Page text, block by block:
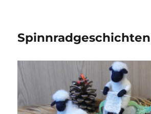
Spinnradgeschichten